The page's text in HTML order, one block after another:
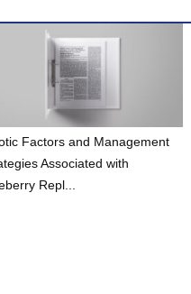
Factors and Management
Associated with
Repl...